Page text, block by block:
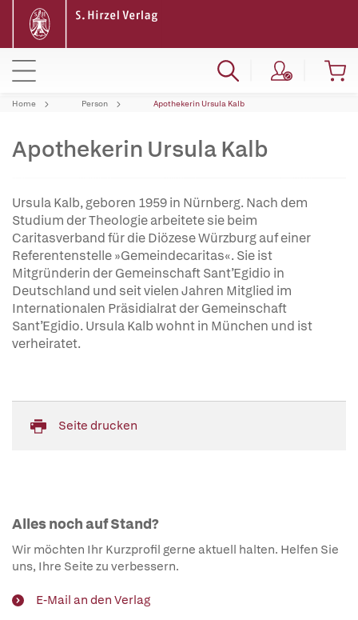
Home Person Apothekerin Ursula Kalb
Apothekerin Ursula Kalb
Ursula Kalb, geboren 1959 in Nürnberg. Nach dem
Studium der Theologie arbeitete sie beim
Caritasverband für die Diözese Würzburg auf einer
Referentenstelle »Gemeindecaritas«. Sie ist
Mitgründerin der Gemeinschaft Sant’Egidio in
Deutschland und seit vielen Jahren Mitglied im
Internationalen Präsidialrat der Gemeinschaft
Sant’Egidio. Ursula Kalb wohnt in München und ist
verheiratet.
Seite drucken
Alles noch auf Stand?
Wir möchten Ihr Kurzprofil gerne aktuell halten. Helfen Sie
uns, Ihre Seite zu verbessern.
E-Mail an den Verlag